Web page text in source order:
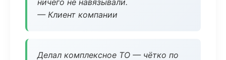
ничего не навязывали.
— Клиент компании
Делал комплексное ТО — чётко по